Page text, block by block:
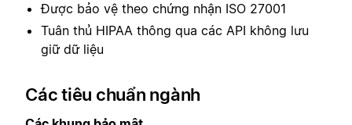
Được bảo vệ theo chứng nhận ISO 27001
Tuân thủ HIPAA thông qua các API không lưu
giữ dữ liệu
Các tiêu chuẩn ngành